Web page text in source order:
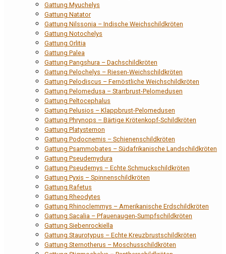
Gattung Myuchelys
Gattung Natator
Gattung Nilssonia – Indische Weichschildkröten
Gattung Notochelys
Gattung Orlitia
Gattung Palea
Gattung Pangshura – Dachschildkröten
Gattung Pelochelys – Riesen-Weichschildkröten
Gattung Pelodiscus – Fernöstliche Weichschildkröten
Gattung Pelomedusa – Starrbrust-Pelomedusen
Gattung Peltocephalus
Gattung Pelusios – Klappbrust-Pelomedusen
Gattung Phrynops – Bärtige Krötenkopf-Schildkröten
Gattung Platysternon
Gattung Podocnemis – Schienenschildkröten
Gattung Psammobates – Südafrikanische Landschildkröten
Gattung Pseudemydura
Gattung Pseudemys – Echte Schmuckschildkröten
Gattung Pyxis – Spinnenschildkröten
Gattung Rafetus
Gattung Rheodytes
Gattung Rhinoclemmys – Amerikanische Erdschildkröten
Gattung Sacalia – Pfauenaugen-Sumpfschildkröten
Gattung Siebenrockiella
Gattung Staurotypus – Echte Kreuzbrustschildkröten
Gattung Sternotherus – Moschusschildkröten